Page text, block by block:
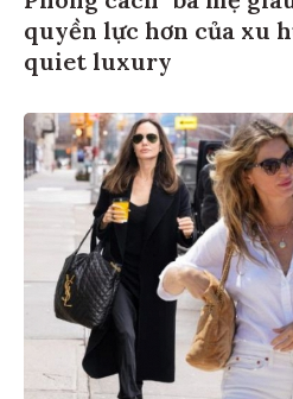
quyền lực hơn của xu
quiet luxury